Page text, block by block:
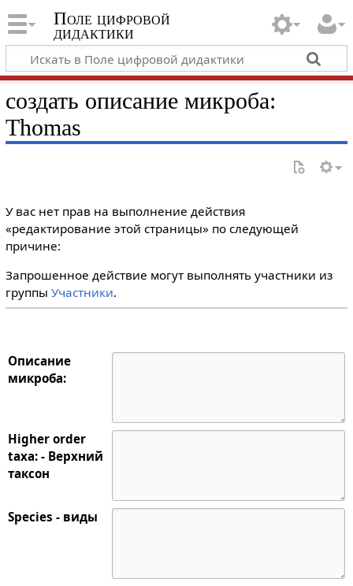
Поле цифровой
дидактики
создать описание микроба:
Thomas
У вас нет прав на выполнение действия
«редактирование этой страницы» по следующей
причине:
Запрошенное действие могут выполнять участники из
группы Участники.
Описание
микроба:
Higher order
taxa: - Верхний
таксон
Species - виды